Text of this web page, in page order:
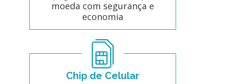
moeda com segurança e
economia
Chip de Celular